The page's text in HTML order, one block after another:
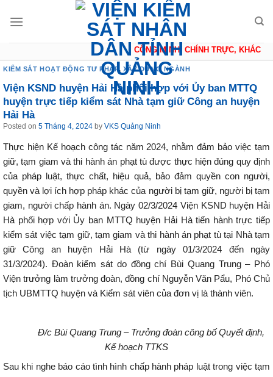
CÔNG MINH, CHÍNH TRỰC, KHÁCH
KIỂM SÁT HOẠT ĐỘNG TƯ PHÁP , XÂY DỰNG NGÀNH
Viện KSND huyện Hải Hà phối hợp với Ủy ban MTTQ
huyện trực tiếp kiểm sát Nhà tạm giữ Công an huyện
Hải Hà
Posted on 5 Tháng 4, 2024 by VKS Quảng Ninh
Thực hiện Kế hoạch công tác năm 2024, nhằm đảm bảo việc tạm
giữ, tạm giam và thi hành án phạt tù được thực hiện đúng quy định
của pháp luật, thực chất, hiệu quả, bảo đảm quyền con người,
quyền và lợi ích hợp pháp khác của người bị tạm giữ, người bị tạm
giam, người chấp hành án. Ngày 02/3/2024 Viện KSND huyện Hải
Hà phối hợp với Ủy ban MTTQ huyện Hải Hà tiến hành trực tiếp
kiểm sát việc tạm giữ, tạm giam và thi hành án phạt tù tại Nhà tạm
giữ Công an huyện Hải Hà (từ ngày 01/3/2024 đến ngày
31/3/2024). Đoàn kiểm sát do đồng chí Bùi Quang Trung – Phó
Viện trưởng làm trưởng đoàn, đồng chí Nguyễn Văn Pẩu, Phó Chủ
tịch UBMTTQ huyện và Kiểm sát viên của đơn vị là thành viên.
Đ/c Bùi Quang Trung – Trưởng đoàn công bố Quyết định,
Kế hoạch TTKS
Sau khi nghe báo cáo tình hình chấp hành pháp luật trong việc tạm